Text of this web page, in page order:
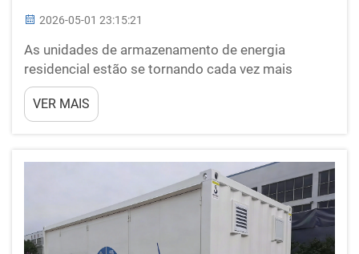
2026-05-01 23:15:21
As unidades de armazenamento de energia
residencial estão se tornando cada vez mais
populares. Essas unidades armazenam
eletricidade proveniente, por exemplo, de painéis
solares ou da rede elétrica. Quando você instala
energia residencial da BOX-E, ela pode ajudá-lo a
economizar dinheiro e melhorar seu consumo
VER MAIS